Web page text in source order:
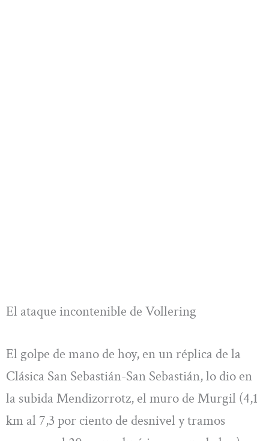
El ataque incontenible de Vollering
El golpe de mano de hoy, en un réplica de la
Clásica San Sebastián-San Sebastián, lo dio en
la subida Mendizorrotz, el muro de Murgil (4,1
km al 7,3 por ciento de desnivel y tramos